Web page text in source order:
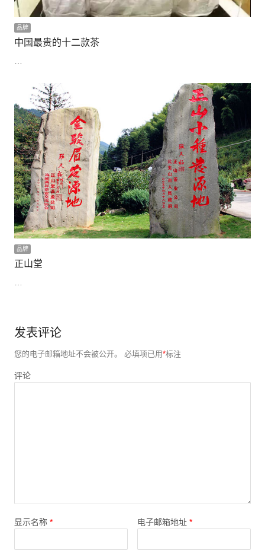
品牌
中国最贵的十二款茶
…
品牌
正山堂
发表评论
您的电子邮箱地址不会被公开。 必填项已用*标注
评论
显示名称 * 电子邮箱地址 *